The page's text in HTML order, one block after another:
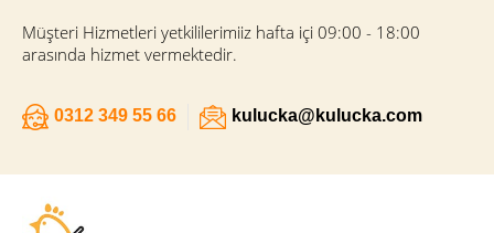
Müşteri Hizmetleri yetkililerimiiz hafta içi 09:00 - 18:00
arasında hizmet vermektedir.
0312 349 55 66 kulucka@kulucka.com